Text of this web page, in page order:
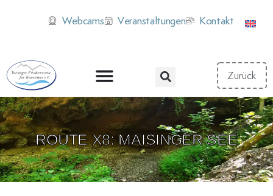
Webcams Veranstaltungen Kontakt
ROUTE X8: MAISINGER SEE